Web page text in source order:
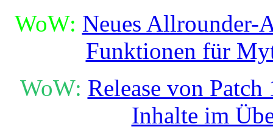
WoW: Neues Allrounder-
Funktionen für
WoW: Release von
Inhalte im